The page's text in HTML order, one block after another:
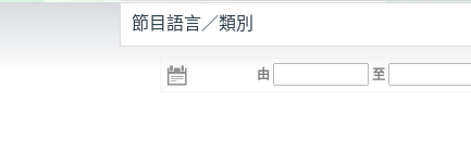
節目語言／類別
由 至